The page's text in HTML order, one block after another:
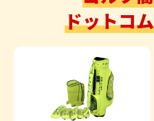
ドットコ